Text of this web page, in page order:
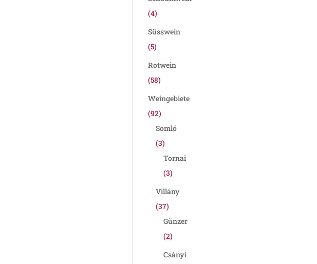
(4)
Süsswein
(5)
Rotwein
(58)
Weingebiete
(92)
Somló
(3)
Tornai
(3)
Villány
(37)
Günzer
(2)
Csányi